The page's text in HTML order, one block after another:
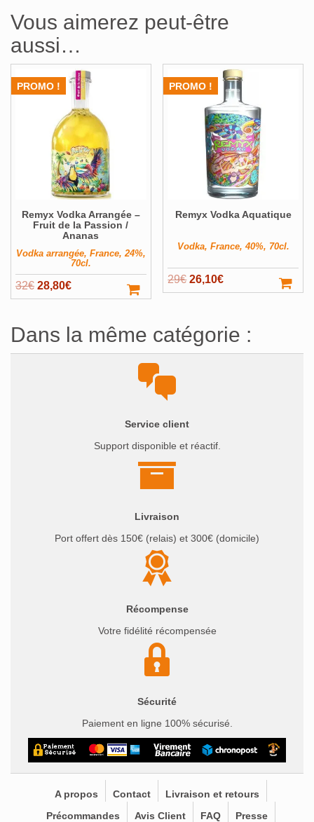
Vous aimerez peut-être
aussi…
PROMO !
Remyx Vodka Arrangée –
Fruit de la Passion /
Ananas
Vodka arrangée, France, 24%,
70cl.
32€ Le
prix
était :
32€.
28,80€Le
prix
est :
28,80€.
PROMO !
Remyx Vodka Aquatique
Vodka, France, 40%, 70cl.
29€ Le
prix
était :
29€.
26,10€Le
prix
est :
26,10€.
Dans la même catégorie :
Service client
Support disponible et réactif.
Livraison
Port offert dès 150€ (relais) et 300€ (domicile)
Récompense
Votre fidélité récompensée
Sécurité
Paiement en ligne 100% sécurisé.
A propos Contact
Livraison et retours
Précommandes
Avis Client FAQ
Presse